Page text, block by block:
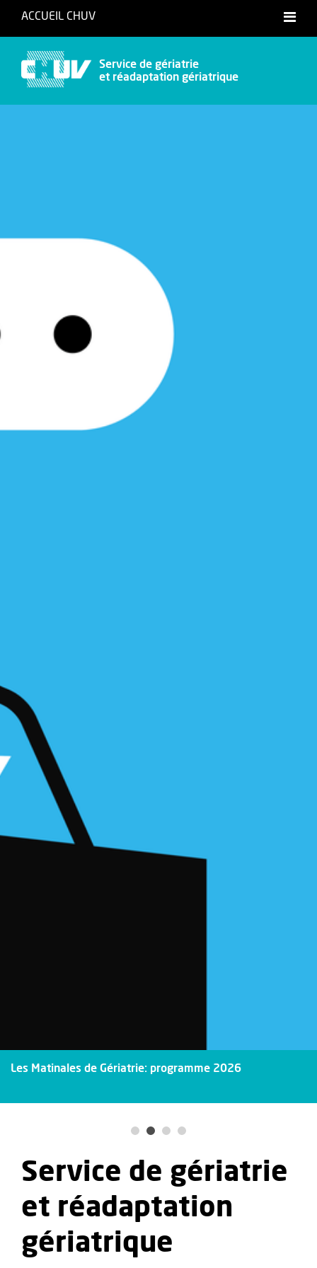
ACCUEIL CHUV
International website
Service de gériatrie
et réadaptation gériatrique
Les Matinales de Gériatrie: programme 2026
Service de gériatrie
et réadaptation
gériatrique